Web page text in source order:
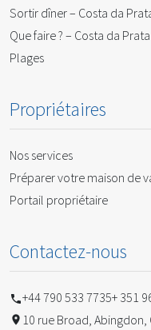
Sortir dîner – Costa da
Que faire ? – Costa da Prata
Plages
Propriétaires
Nos services
Préparer votre maison de
Portail propriétaire
Contactez-nous
+44 790 533 7735+ 351
10 rue Broad, Abingdon,